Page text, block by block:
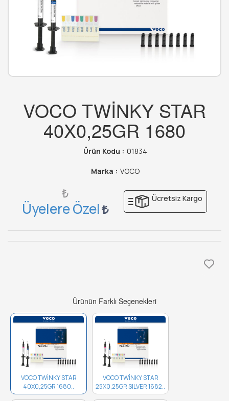
VOCO TWİNKY STAR
40X0,25GR 1680
Ürün Kodu : 01834
Marka : VOCO
₺
Üyelere Özel
Ücretsiz Kargo
Ürünün Farklı Seçenekleri
VOCO TWİNKY STAR
40X0,25GR 1680..
VOCO TWİNKY STAR
25X0,25GR SILVER 1682..